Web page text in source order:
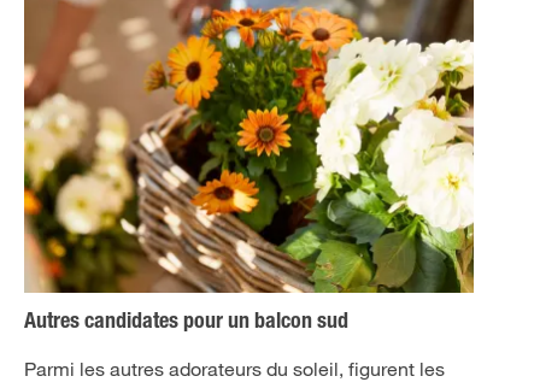
Autres candidates pour un balcon sud
Parmi les autres adorateurs du soleil, figurent les